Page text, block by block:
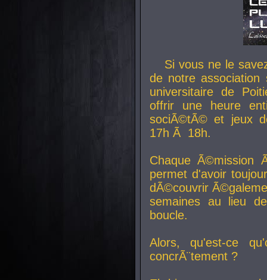
Si vous ne le
de notre
universitaire de
offrir une heure
sociÃ©tÃ© et jeux
17h Ã 18h.
Chaque Ã©mission
permet d'avoir
dÃ©couvrir
semaines au lieu
boucle.
Alors, qu'est-ce
concrÃ¨tement ?